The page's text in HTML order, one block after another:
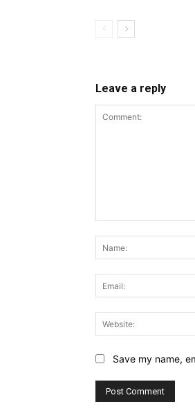
Leave a reply
Save my name,